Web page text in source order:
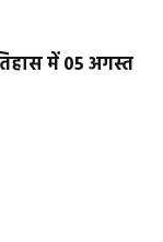
में 05 अगस्त